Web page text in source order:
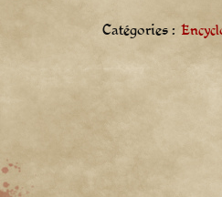
Catégories :